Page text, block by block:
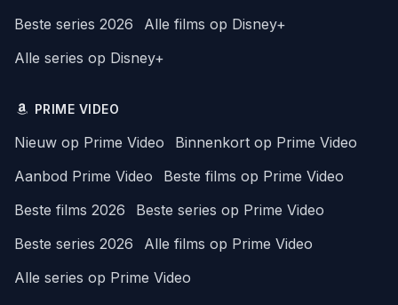
Beste series 2026
Alle films op Disney+
Alle series op Disney+
PRIME VIDEO
Nieuw op Prime Video
Binnenkort op Prime Video
Aanbod Prime Video
Beste films op Prime Video
Beste films 2026
Beste series op Prime Video
Beste series 2026
Alle films op Prime Video
Alle series op Prime Video